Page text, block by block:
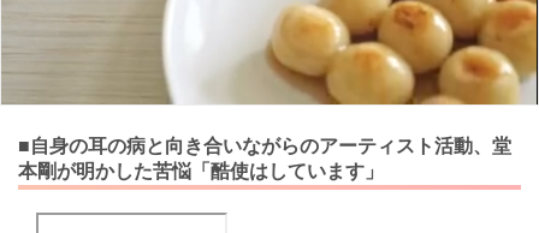
■自身の耳の病と向き合いながらのアーティスト活動、堂
本剛が明かした苦悩「酷使はしています」